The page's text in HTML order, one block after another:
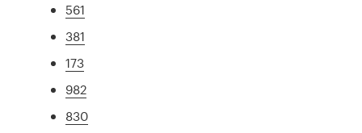
561
381
173
982
830